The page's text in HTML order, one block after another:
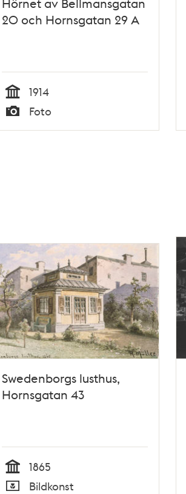
20 och Hornsgatan 29 A
Tid
1914
Typ
Foto
Swedenborgs lusthus,
Hornsgatan 43
Tid
1865
Bildkonst